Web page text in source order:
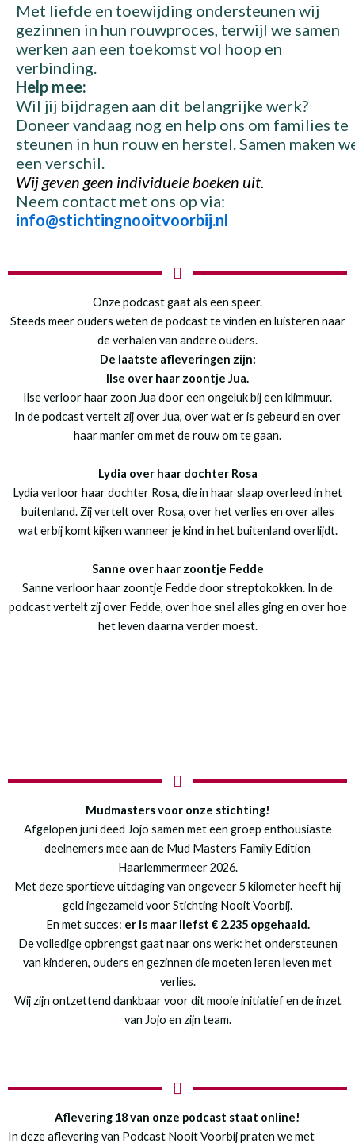
Met liefde en toewijding ondersteunen wij
gezinnen in hun rouwproces, terwijl we samen
werken aan een toekomst vol hoop en
verbinding.
Help mee:
Wil jij bijdragen aan dit belangrijke werk?
Doneer vandaag nog en help ons om families te
steunen in hun rouw en herstel. Samen maken
een verschil.
Wij geven geen individuele boeken uit.
Neem contact met ons op via:
info@stichtingnooitvoorbij.nl
Onze podcast gaat als een speer.
Steeds meer ouders weten de podcast te vinden en luisteren naar
de verhalen van andere ouders.
De laatste afleveringen zijn:
Ilse over haar zoontje Jua.
Ilse verloor haar zoon Jua door een ongeluk bij een klimmuur.
In de podcast vertelt zij over Jua, over wat er is gebeurd en over
haar manier om met de rouw om te gaan.
Lydia over haar dochter Rosa
Lydia verloor haar dochter Rosa, die in haar slaap overleed in het
buitenland. Zij vertelt over Rosa, over het verlies en over alles
wat erbij komt kijken wanneer je kind in het buitenland overlijdt.
Sanne over haar zoontje Fedde
Sanne verloor haar zoontje Fedde door streptokokken. In de
podcast vertelt zij over Fedde, over hoe snel alles ging en over hoe
het leven daarna verder moest.
Mudmasters voor onze stichting!
Afgelopen juni deed Jojo samen met een groep enthousiaste
deelnemers mee aan de Mud Masters Family Edition
Haarlemmermeer 2026.
Met deze sportieve uitdaging van ongeveer 5 kilometer heeft hij
geld ingezameld voor Stichting Nooit Voorbij.
En met succes: er is maar liefst € 2.235 opgehaald.
De volledige opbrengst gaat naar ons werk: het ondersteunen
van kinderen, ouders en gezinnen die moeten leren leven met
verlies.
Wij zijn ontzettend dankbaar voor dit mooie initiatief en de inzet
van Jojo en zijn team.
Aflevering 18 van onze podcast staat online!
In deze aflevering van Podcast Nooit Voorbij praten we met